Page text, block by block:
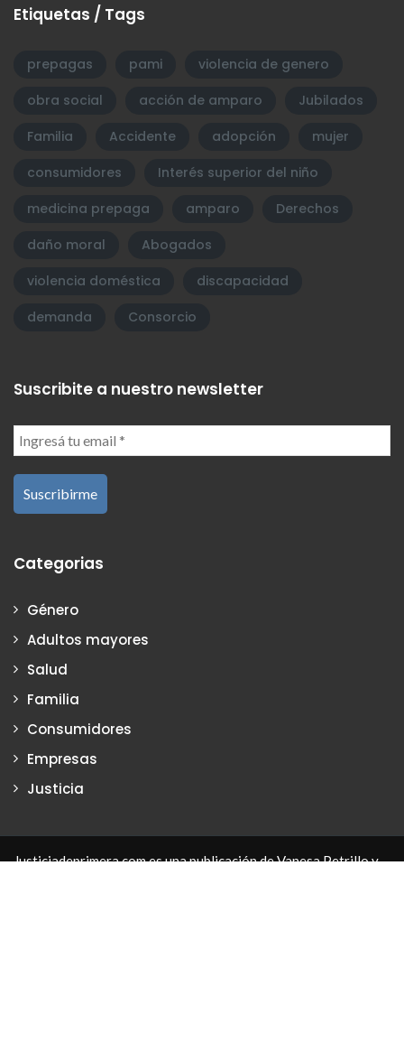
Etiquetas / Tags
prepagas pami
violencia de genero
obra social
acción de amparo
Jubilados
Familia
Accidente adopción
mujer
consumidores
Interés superior del niño
medicina prepaga
amparo
Derechos
daño moral
Abogados
violencia doméstica
discapacidad
demanda
Consorcio
Suscribite a nuestro newsletter
Categorias
Género
Adultos mayores
Salud
Familia
Consumidores
Empresas
Justicia
Justiciadeprimera.com es una publicación de Vanesa Petrillo y